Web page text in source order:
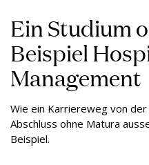
Ein Studium
Beispiel
Management
Wie ein Karriereweg von
Abschluss ohne Matura
Beispiel.